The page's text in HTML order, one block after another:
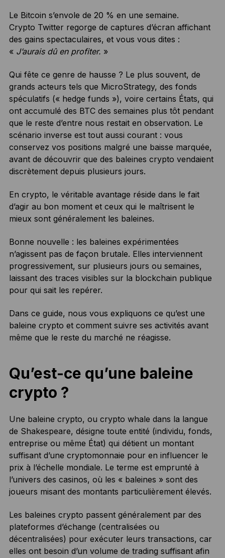
Le Bitcoin s’envole de 20 % en une semaine.
Crypto Twitter regorge de captures d’écran affichant
des gains spectaculaires, et vous vous dites :
« J’aurais dû en profiter. »
Qui fête ce genre de hausse ? Le plus souvent, de
grands acteurs tels que MicroStrategy, des fonds
spéculatifs (« hedge funds »), voire certains États, qui
ont accumulé des BTC des semaines plus tôt pendant
que le reste d’entre nous restait en observation. Le
scénario inverse est tout aussi courant : vous
conservez vos positions malgré une baisse marquée,
avant de découvrir que des baleines crypto vendaient
discrètement depuis plusieurs jours.
En crypto, le véritable avantage réside dans le fait
d’agir au bon moment et ceux qui le maîtrisent le
mieux sont généralement les baleines.
Bonne nouvelle : les baleines expérimentées
n’agissent pas de façon brutale. Elles interviennent
progressivement, sur plusieurs jours ou semaines,
laissant des traces visibles sur la blockchain publique
pour qui sait les repérer.
Dans ce guide, nous vous expliquons ce qu’est une
baleine crypto et comment suivre ses activités avant
même que le reste du marché ne réagisse.
Qu’est-ce qu’une baleine
crypto ?
Une baleine crypto, ou crypto whale dans la langue
de Shakespeare, désigne toute entité (individu, fonds,
entreprise ou même État) qui détient un montant
suffisant d’une cryptomonnaie pour en influencer le
prix à l’échelle mondiale. Le terme est emprunté à
l’univers des casinos, où les « baleines » sont des
joueurs misant des montants particulièrement élevés.
Les baleines crypto passent généralement par des
plateformes d’échange (centralisées ou
décentralisées) pour exécuter leurs transactions, car
elles ont besoin d’un volume de trading suffisant afin